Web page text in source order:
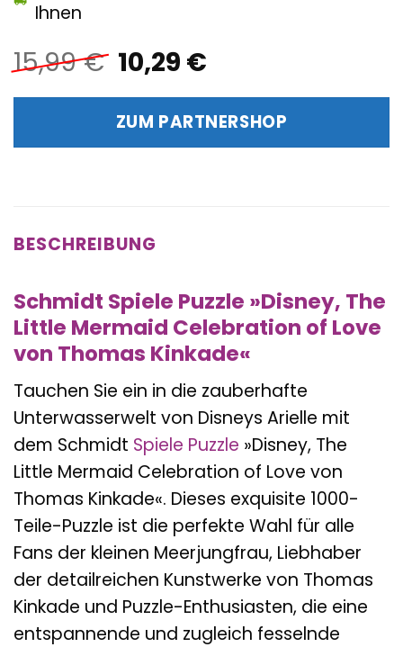
15,99€ Ursprünglicher
Preis
war:
15,99 €
10,29 €Aktueller
ist:
10,29 €.
Ihnen
ZUM PARTNERSHOP
BESCHREIBUNG
Schmidt Spiele Puzzle »Disney, The
Little Mermaid Celebration of Love
von Thomas Kinkade«
Tauchen Sie ein in die zauberhafte
Unterwasserwelt von Disneys Arielle mit
dem Schmidt Spiele Puzzle »Disney, The
Little Mermaid Celebration of Love von
Thomas Kinkade«. Dieses exquisite 1000-
Teile-Puzzle ist die perfekte Wahl für alle
Fans der kleinen Meerjungfrau, Liebhaber
der detailreichen Kunstwerke von Thomas
Kinkade und Puzzle-Enthusiasten, die eine
entspannende und zugleich fesselnde